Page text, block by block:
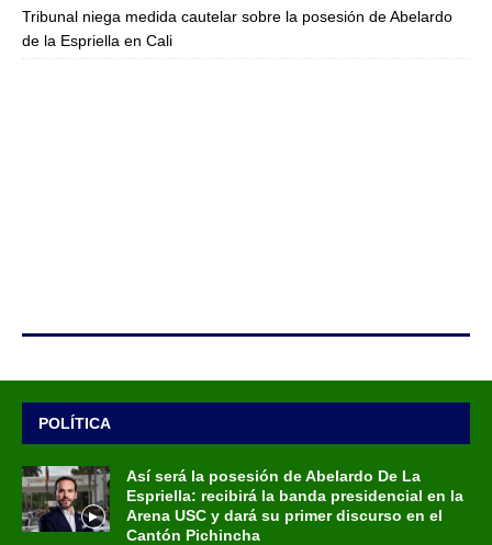
Tribunal niega medida cautelar sobre la posesión de Abelardo
de la Espriella en Cali
POLÍTICA
Así será la posesión de Abelardo De La
Espriella: recibirá la banda presidencial en la
Arena USC y dará su primer discurso en el
Cantón Pichincha